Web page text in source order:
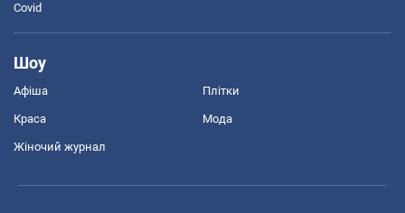
Covid
Шоу
Афіша Плітки
Краса Мода
Жіночий журнал